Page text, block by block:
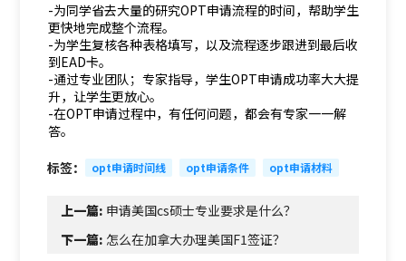
-为同学省去大量的研究OPT申请流程的时间，帮助学生
更快地完成整个流程。
-为学生复核各种表格填写，以及流程逐步跟进到最后收
到EAD卡。
-通过专业团队；专家指导，学生OPT申请成功率大大提
升，让学生更放心。
-在OPT申请过程中，有任何问题，都会有专家一一解
答。
标签： opt申请时间线 opt申请条件 opt申请材料
上一篇: 申请美国cs硕士专业要求是什么？
下一篇: 怎么在加拿大办理美国F1签证？